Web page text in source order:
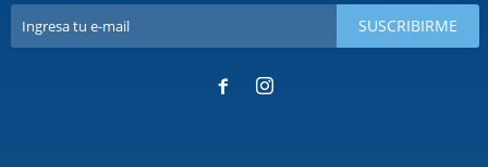
SUSCRIBIRME
 